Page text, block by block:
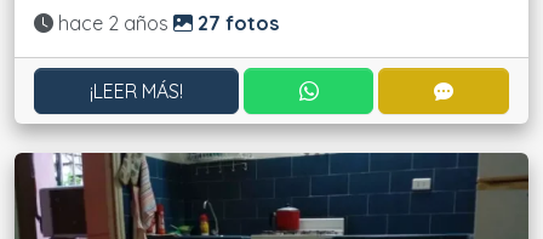
Actualizado:
hace 2 años 27 fotos
¡LEER MÁS! CONTACTAR POR